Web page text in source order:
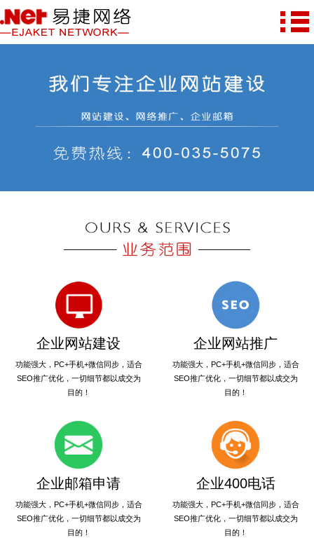
企业网站建设
功能强大，PC+手机+微信同步，适合
SEO推广优化，一切细节都以成交为
目的！
企业网站推广
功能强大，PC+手机+微信同步，适合
SEO推广优化，一切细节都以成交为
目的！
企业邮箱申请
功能强大，PC+手机+微信同步，适合
SEO推广优化，一切细节都以成交为
目的！
企业400电话
功能强大，PC+手机+微信同步，适合
SEO推广优化，一切细节都以成交为
目的！